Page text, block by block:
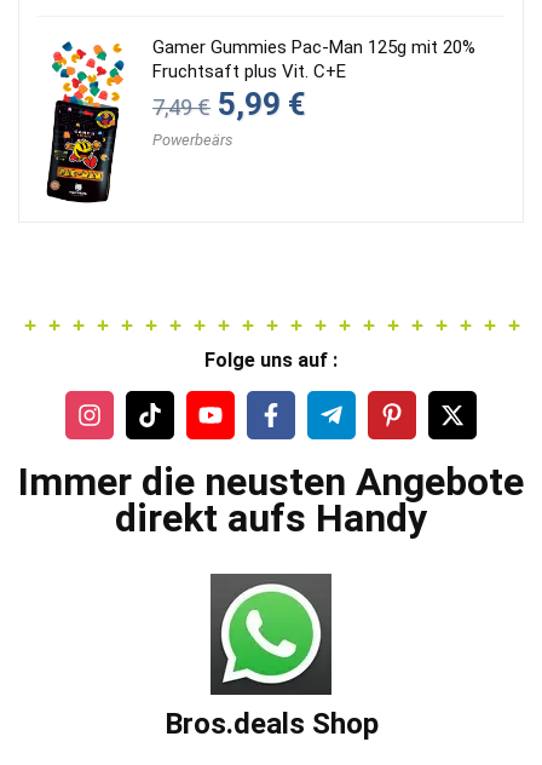
Gamer Gummies Pac-Man 125g mit 20%
Fruchtsaft plus Vit. C+E
7,49€ Ursprünglicher
Preis
war:
7,49 €
5,99 €
Powerbeärs
Folge uns auf :
Immer die neusten Angebote
direkt aufs Handy
Bros.deals Shop